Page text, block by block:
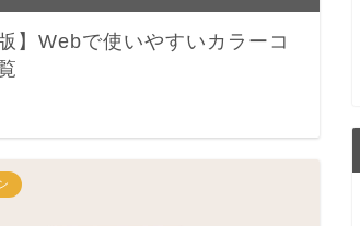
版】Webで使いやすいカラーコ